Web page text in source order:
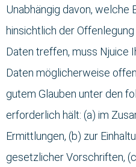
Unabhängig davon, welche
hinsichtlich der
Daten treffen, muss Njuice
Daten möglicherweise
gutem Glauben unter den
erforderlich hält: (a) im
Ermittlungen, (b) zur
gesetzlicher Vorschriften,